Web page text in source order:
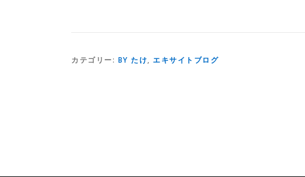
カテゴリー: BY たけ, エキサイトブログ